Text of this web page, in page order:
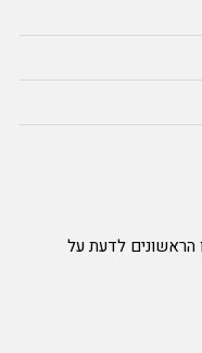
הראשונים לדעת על